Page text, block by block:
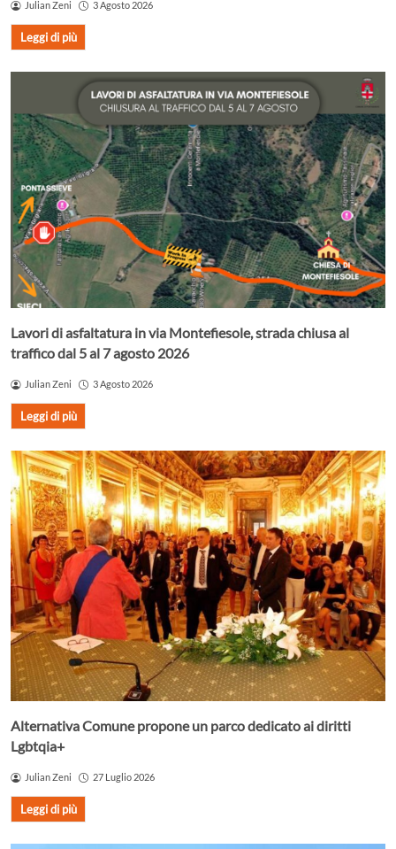
Julian Zeni 3 Agosto 2026
Leggi di più
Lavori di asfaltatura in via Montefiesole, strada chiusa al
traffico dal 5 al 7 agosto 2026
Julian Zeni 3 Agosto 2026
Leggi di più
Alternativa Comune propone un parco dedicato ai diritti
Lgbtqia+
Julian Zeni 27 Luglio 2026
Leggi di più